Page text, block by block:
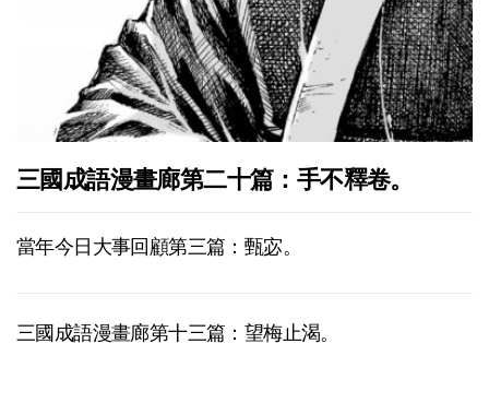
三國成語漫畫廊第二十篇：手不釋卷。
當年今日大事回顧第三篇：甄宓。
三國成語漫畫廊第十三篇：望梅止渴。